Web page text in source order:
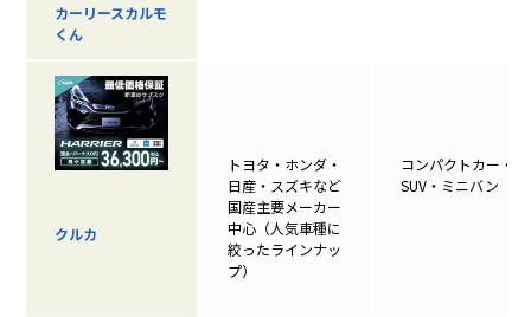
カーリースカルモ
くん
クルカ
トヨタ・ホンダ・
日産・スズキなど
国産主要メーカー
中心（人気車種に
絞ったラインナッ
プ）
コンパクトカー・
SUV・ミニバン